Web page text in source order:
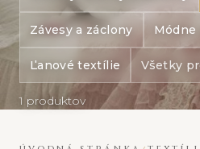
Závesy a záclony
Ľanové textílie Všetky
1 produktov